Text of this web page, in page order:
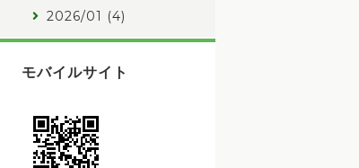
2026/01 (4)
モバイルサイト